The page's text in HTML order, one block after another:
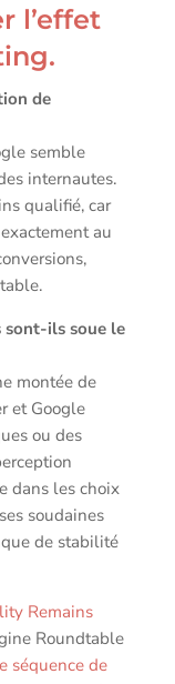
l’effet
de
semble
internautes.
qualifié, car
au
sont-ils soue le
montée de
et Google
ou des
dans les choix
soudaines
de stabilité
Remains
Roundtable
séquence de